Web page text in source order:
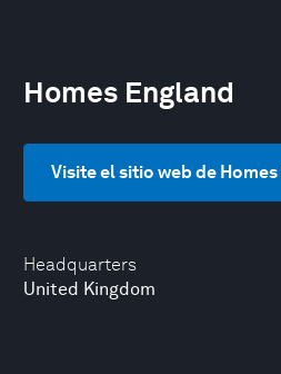
Headquarters
United Kingdom
Homes England
Visite el sitio web de